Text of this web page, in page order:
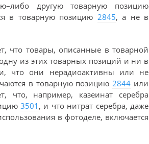
другую товарную позицию
в товарную позицию 2845, а не в
что товары, описанные в товарной
из этих товарных позиций и ни в
что они нерадиоактивны или не
в товарную позицию2844 или
что, например, казеинат серебра
3501 , и что нитрат серебра, даже
в фотоделе, включается